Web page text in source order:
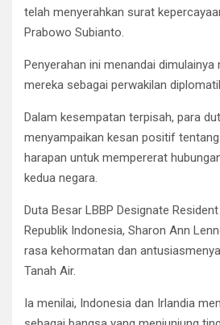
telah menyerahkan surat
Prabowo Subianto.
Penyerahan ini menandai
mereka sebagai perwakilan
Dalam kesempatan terpisah, para
menyampaikan kesan positif
harapan untuk mempererat
kedua negara.
Duta Besar LBBP Designate
Republik Indonesia, Sharon Ann
rasa kehormatan dan
Tanah Air.
Ia menilai, Indonesia dan Irlandia